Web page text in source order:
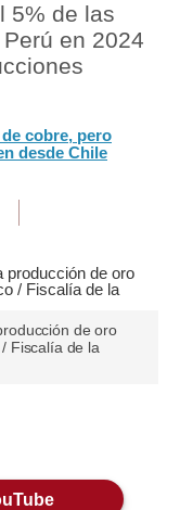
5% de las
en 2024
cobre, pero
desde Chile
de oro
Fiscalía de la